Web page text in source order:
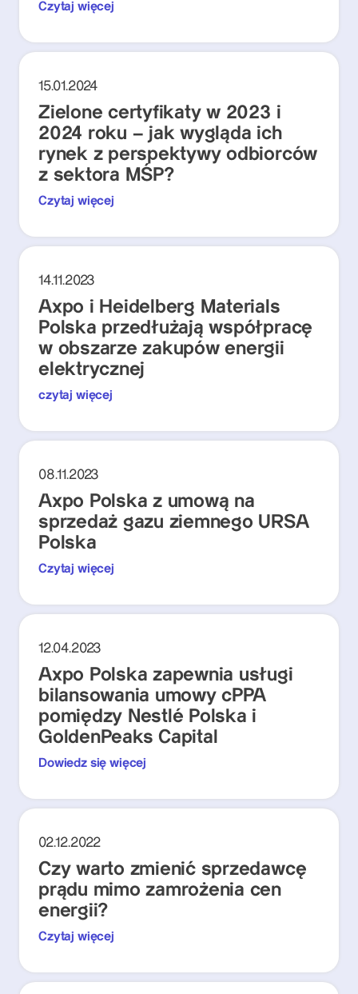
Czytaj więcej
15.01.2024
Zielone certyfikaty w 2023 i
2024 roku – jak wygląda ich
rynek z perspektywy odbiorców
z sektora MŚP?
Czytaj więcej
14.11.2023
Axpo i Heidelberg Materials
Polska przedłużają współpracę
w obszarze zakupów energii
elektrycznej
czytaj więcej
08.11.2023
Axpo Polska z umową na
sprzedaż gazu ziemnego URSA
Polska
Czytaj więcej
12.04.2023
Axpo Polska zapewnia usługi
bilansowania umowy cPPA
pomiędzy Nestlé Polska i
GoldenPeaks Capital
Dowiedz się więcej
02.12.2022
Czy warto zmienić sprzedawcę
prądu mimo zamrożenia cen
energii?
Czytaj więcej